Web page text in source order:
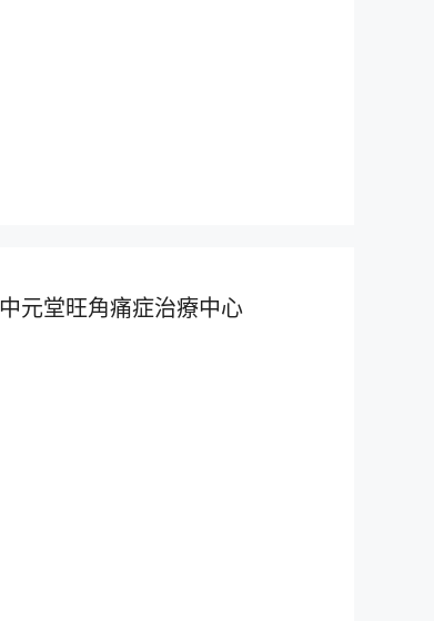
中元堂旺角痛症治療中心